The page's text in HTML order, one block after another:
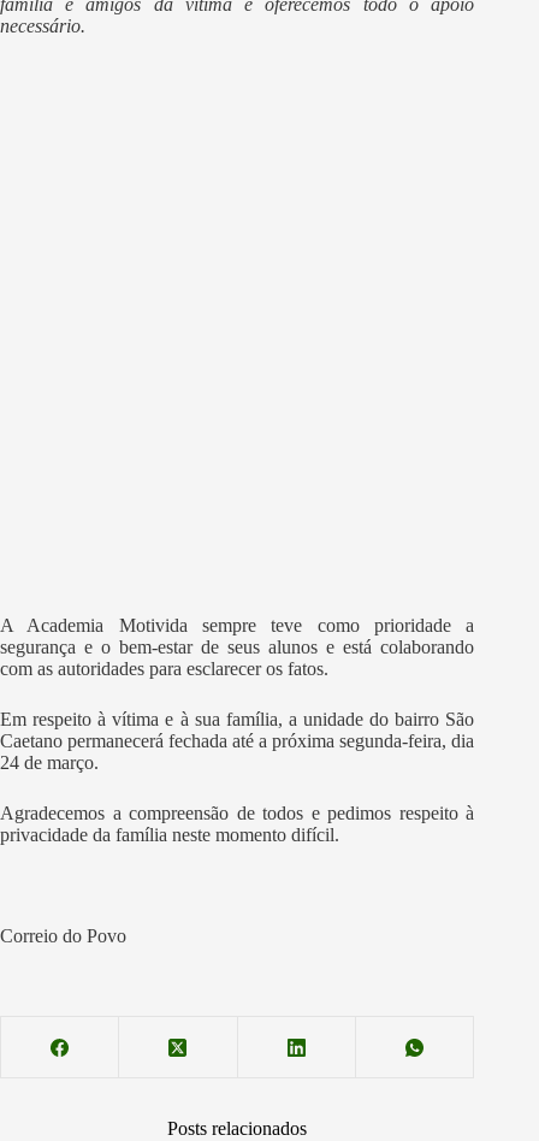
família e amigos da vítima e oferecemos todo o apoio
necessário.
A Academia Motivida sempre teve como prioridade a
segurança e o bem-estar de seus alunos e está colaborando
com as autoridades para esclarecer os fatos.
Em respeito à vítima e à sua família, a unidade do bairro São
Caetano permanecerá fechada até a próxima segunda-feira, dia
24 de março.
Agradecemos a compreensão de todos e pedimos respeito à
privacidade da família neste momento difícil.
Correio do Povo
Posts relacionados